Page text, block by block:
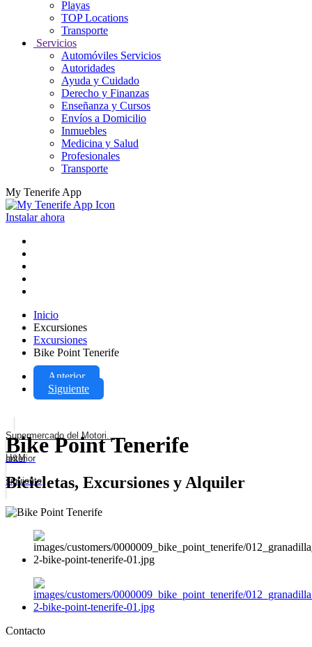
Playas
TOP Locations
Transporte
Servicios
Automóviles Servicios
Autoridades
Ayuda y Cuidado
Derecho y Finanzas
Enseñanza y Cursos
Envíos a Domicilio
Inmuebles
Medicina y Salud
Profesionales
Transporte
My Tenerife App
Instalar ahora
Inicio
Excursiones
Excursiones
Bike Point Tenerife
Anterior
Siguiente
Supermercado del Motori...
anterior
H&M
siguiente
Bike Point Tenerife
Bicicletas, Excursiones y Alquiler
Contacto